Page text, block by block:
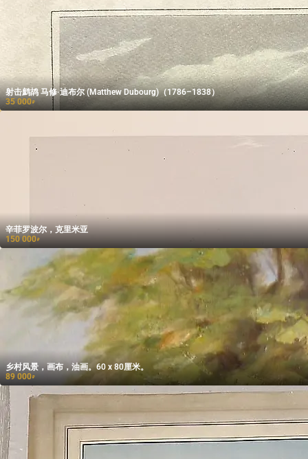
射击鹧鸪 马修·迪布尔 (Matthew Dubourg)（1786–1838）
35 000₽
辛菲罗波尔，克里米亚
150 000₽
乡村风景，画布，油画。60 x 80厘米。
89 000₽